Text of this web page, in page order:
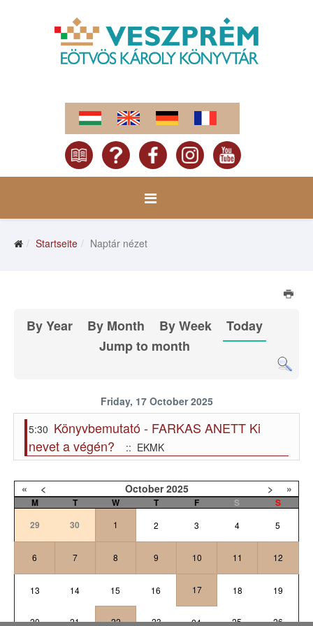
Startseite Naptár nézet
By Year By Month By Week
Today
Jump to month
Friday, 17 October 2025
5:30 Könyvbemutató - FARKAS ANETT Ki
nevet a végén?
:: EKMK
« < October 2025 > »
M T W T F S
S
29
30 1 2 3 4 5
6 7 8 9 10 11 12
13 14 15 16 17 18 19
20 21 22 23 24 25 26